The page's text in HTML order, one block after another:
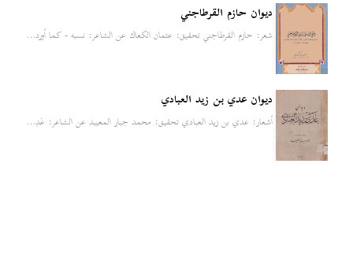
ديوان حازم القرطاجني
شعر: حازم القرطاجني تحقيق: عثمان الكعاك عن الشاعر: نسبه - كما أورد…
ديوان عدي بن زيد العبادي
أشعار: عدي بن زيد العبادي تحقيق: محمد جبار المعيبد عن الشاعر: عَدِ…